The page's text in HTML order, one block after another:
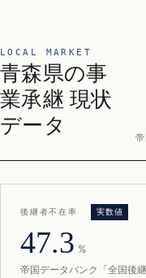
LOCAL MARKET
青森県の事
業承継 現状
データ
後継者不在率 実数値
47.3 %
帝国データバンク「全国後